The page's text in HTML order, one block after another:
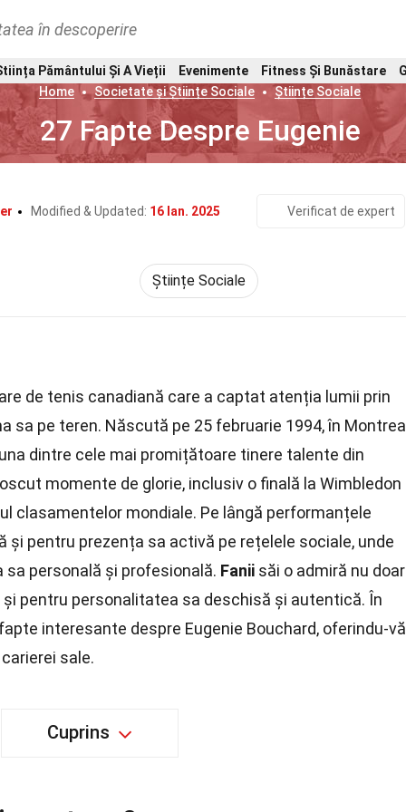
în descoperire
Pământului Și A Vieții Evenimente Fitness Și Bunăstare
Home
Societate și Științe Sociale Științe Sociale
27 Fapte Despre Eugenie
Modified & Updated: 16 Ian. 2025 Verificat de expert
Științe Sociale
de tenis canadiană care a captat atenția lumii prin
sa pe teren. Născută pe 25 februarie 1994, în
dintre cele mai promițătoare tinere talente din
momente de glorie, inclusiv o finală la Wimbledon
clasamentelor mondiale. Pe lângă performanțele
și pentru prezența sa activă pe rețelele sociale, unde
personală și profesională. Fanii săi o admiră nu doar
pentru personalitatea sa deschisă și autentică. În
interesante despre Eugenie Bouchard, oferindu-vă
sale.
Cuprins